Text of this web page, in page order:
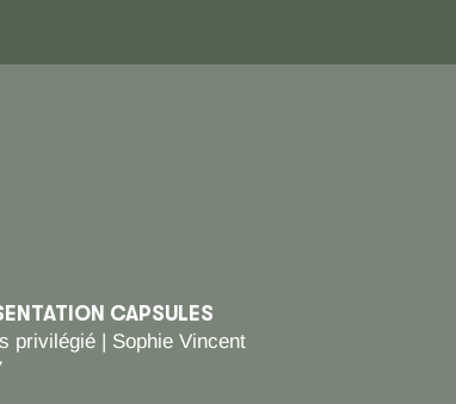
CAPSULES
privilégié | Sophie Vincent